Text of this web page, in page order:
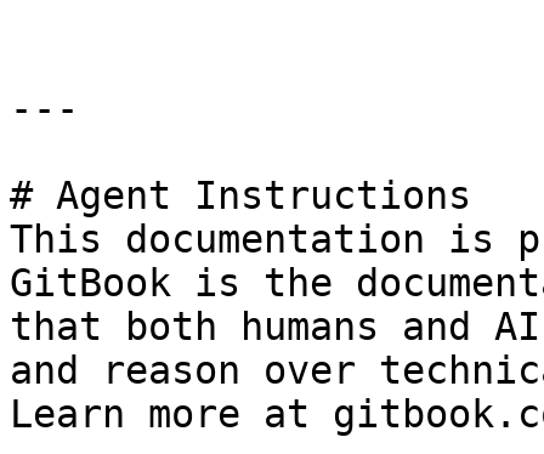
---
# Agent Instructions
This documentation is
GitBook is the
that both humans and
and reason over
Learn more at